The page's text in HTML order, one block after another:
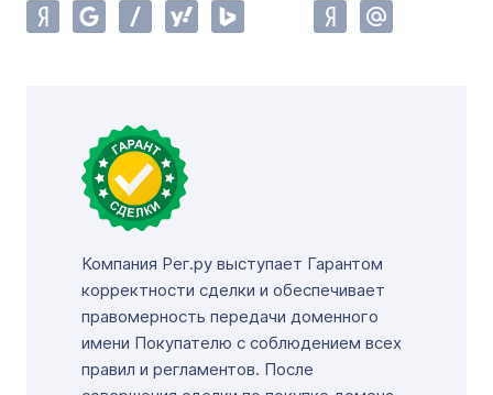
Компания Рег.ру выступает Гарантом
корректности сделки и обеспечивает
правомерность передачи доменного
имени Покупателю с соблюдением всех
правил и регламентов. После